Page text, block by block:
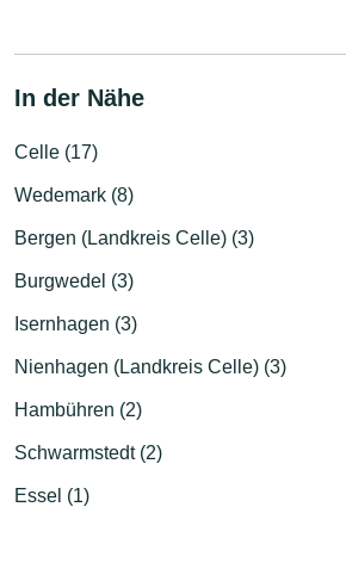
In der Nähe
Celle (17)
Wedemark (8)
Bergen (Landkreis Celle) (3)
Burgwedel (3)
Isernhagen (3)
Nienhagen (Landkreis Celle) (3)
Hambühren (2)
Schwarmstedt (2)
Essel (1)